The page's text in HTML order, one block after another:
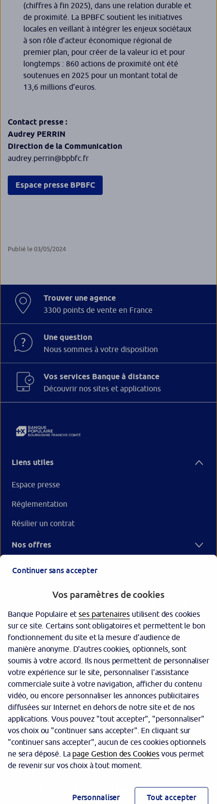
(chiffres à fin 2025), dans une relation durable et
de proximité. La BPBFC soutient les initiatives
locales en veillant à intégrer les enjeux sociétaux
à son rôle d’acteur économique régional de
premier plan, pour créer de la valeur ici et pour
longtemps : 860 actions de proximité ont été
soutenues en 2025 pour un montant total de
13,6 millions d’euros.
Contact presse :
Audrey PERRIN
Direction de la Communication
audrey.perrin@bpbfc.fr
Espace presse BPBFC
Publié le 03/05/2024
Trouver une agence
3300 points de vente en France
Une question
Nous sommes à votre disposition
Vos services Banque à distance
Découvrir nos sites et applications
Liens utiles
Espace presse
Réglementation
Résilier un contrat
Nos offres
Nous contacter
Politique cookies
Protection des données personnelles
Garantie des dépôts
Sécurité
Mentions légales
Tarifs
Accessibilité (partiellement conforme)
Continuer sans accepter
Vos paramètres de cookies
Banque Populaire etses partenaires utilisent des cookies
sur ce site. Certains sont obligatoires et permettent le bon
fonctionnement du site et la mesure d'audience de
manière anonyme. D'autres cookies, optionnels, sont
soumis à votre accord. Ils nous permettent de personnaliser
votre expérience sur le site, personnaliser l'assistance
commerciale suite à votre navigation, afficher du contenu
vidéo, ou encore personnaliser les annonces publicitaires
diffusées sur Internet en dehors de notre site et de nos
applications. Vous pouvez "tout accepter", "personnaliser"
vos choix ou "continuer sans accepter". En cliquant sur
"continuer sans accepter", aucun de ces cookies optionnels
ne sera déposé. La page Gestion des Cookiesvous permet
de revenir sur vos choix à tout moment.
Personnaliser Tout accepter